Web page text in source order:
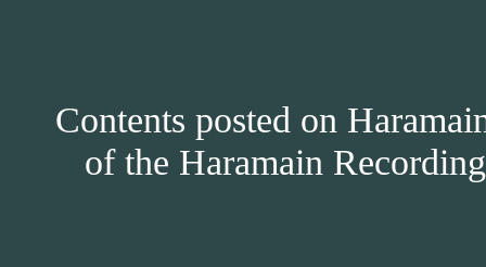
Contents posted on
of the Haramain